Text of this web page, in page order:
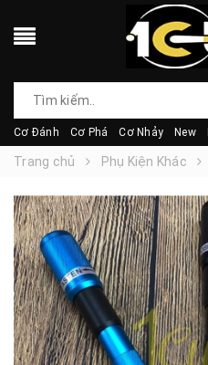
Cơ Đánh Cơ Phá Cơ Nhảy New
Trang chủ Phụ Kiện Khác